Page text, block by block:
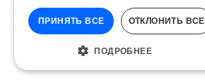
ПРИНЯТЬ ВСЕ ОТКЛОНИТЬ ВСЕ
ПОДРОБНЕЕ